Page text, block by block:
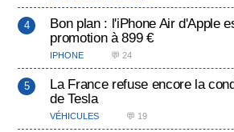
Bon plan : l'iPhone Air d'Apple
promotion à 899 €
IPHONE 💬 24
La France refuse encore la
de Tesla
VÉHICULES 💬 19